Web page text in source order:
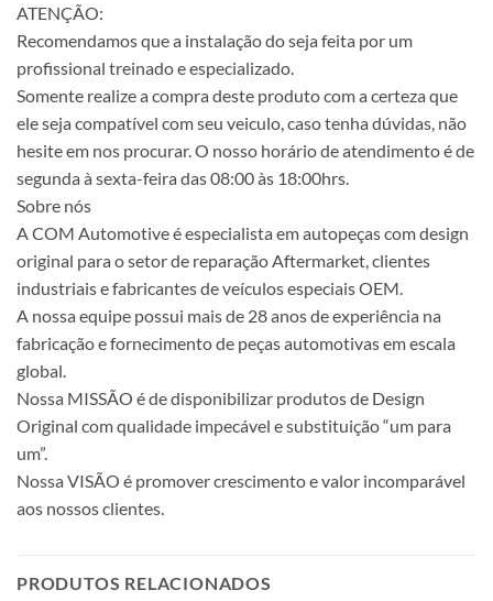
ATENÇÃO:
Recomendamos que a instalação do seja feita por um
profissional treinado e especializado.
Somente realize a compra deste produto com a certeza que
ele seja compatível com seu veiculo, caso tenha dúvidas, não
hesite em nos procurar. O nosso horário de atendimento é de
segunda à sexta-feira das 08:00 às 18:00hrs.
Sobre nós
A COM Automotive é especialista em autopeças com design
original para o setor de reparação Aftermarket, clientes
industriais e fabricantes de veículos especiais OEM.
A nossa equipe possui mais de 28 anos de experiência na
fabricação e fornecimento de peças automotivas em escala
global.
Nossa MISSÃO é de disponibilizar produtos de Design
Original com qualidade impecável e substituição “um para
um”.
Nossa VISÃO é promover crescimento e valor incomparável
aos nossos clientes.
PRODUTOS RELACIONADOS